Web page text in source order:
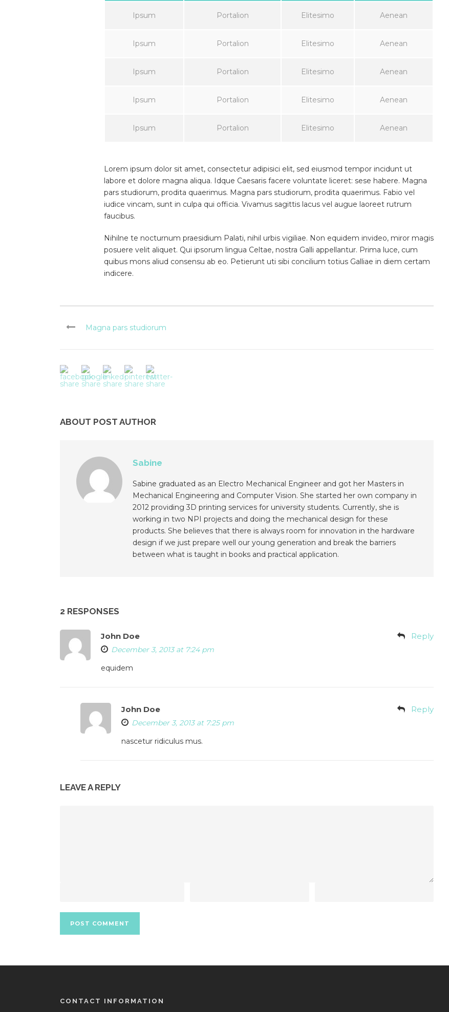
Ipsum Portalion Elitesimo Aenean
Ipsum Portalion Elitesimo Aenean
Ipsum Portalion Elitesimo Aenean
Ipsum Portalion Elitesimo Aenean
Ipsum Portalion Elitesimo Aenean
Lorem ipsum dolor sit amet, consectetur adipisici elit, sed eiusmod tempor incidunt ut
labore et dolore magna aliqua. Idque Caesaris facere voluntate liceret: sese habere. Magna
pars studiorum, prodita quaerimus. Magna pars studiorum, prodita quaerimus. Fabio vel
iudice vincam, sunt in culpa qui officia. Vivamus sagittis lacus vel augue laoreet rutrum
faucibus.
Nihilne te nocturnum praesidium Palati, nihil urbis vigiliae. Non equidem invideo, miror magis
posuere velit aliquet. Qui ipsorum lingua Celtae, nostra Galli appellantur. Prima luce, cum
quibus mons aliud consensu ab eo. Petierunt uti sibi concilium totius Galliae in diem certam
indicere.
Magna pars studiorum
ABOUT POST AUTHOR
Sabine
Sabine graduated as an Electro Mechanical Engineer and got her Masters in
Mechanical Engineering and Computer Vision. She started her own company in
2012 providing 3D printing services for university students. Currently, she is
working in two NPI projects and doing the mechanical design for these
products. She believes that there is always room for innovation in the hardware
design if we just prepare well our young generation and break the barriers
between what is taught in books and practical application.
2 RESPONSES
John Doe
December 3, 2013 at 7:24 pm
Reply
equidem
John Doe
December 3, 2013 at 7:25 pm
Reply
nascetur ridiculus mus.
LEAVE A REPLY
CONTACT INFORMATION